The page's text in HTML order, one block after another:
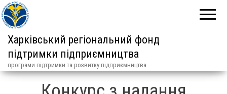
Харківський регіональний фонд
підтримки підприємництва
програми підтримки та розвитку підприємництва